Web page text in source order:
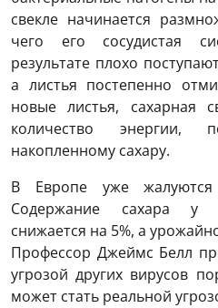
свекле начинается
чего его сосудистая
результате плохо
а листья постепенно
новые листья, сахарная
количество энергии,
накопленному сахару.
В Европе уже жалуются
Содержание сахара у
снижается на 5%, а
Профессор Джеймс Белл
угрозой других вирусов
может стать реальной